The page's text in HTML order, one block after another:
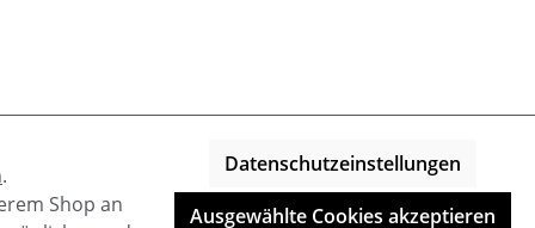
.
Shop an
Datenschutzeinstellungen
Ausgewählte Cookies akzeptieren